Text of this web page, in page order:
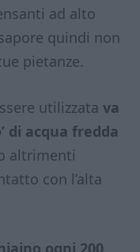
ad alto
quindi non
pietanze.
utilizzata va
di acqua fredda
altrimenti
con l’alta